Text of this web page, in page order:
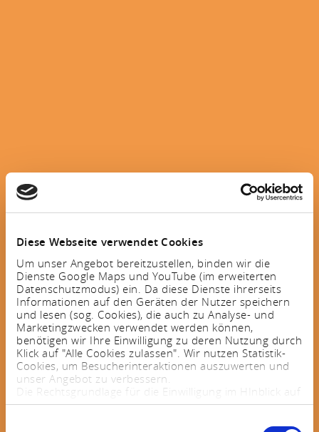
Diese Webseite verwendet Cookies
Um unser Angebot bereitzustellen, binden wir die
Dienste Google Maps und YouTube (im erweiterten
Datenschutzmodus) ein. Da diese Dienste ihrerseits
Informationen auf den Geräten der Nutzer speichern
und lesen (sog. Cookies), die auch zu Analyse- und
Marketingzwecken verwendet werden können,
benötigen wir Ihre Einwilligung zu deren Nutzung durch
Klick auf "Alle Cookies zulassen". Wir nutzen Statistik-
Cookies, um Besucherinteraktionen auszuwerten und
unser Angebot zu verbessern.
Die Rechtsgrundlage für die Einwilligung im HInblick auf
die Speicherung und das Auslesen von Informationen